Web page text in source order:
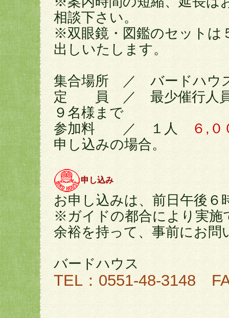
相談下さい。
※双眼鏡・図鑑のセットは
出しいたします。
集合場所 ／ バードハウ
定 員 ／ 最少催行人
９名様まで
参加料 ／ １人６,０
申し込みの場合。
申し込み
お申し込みは、前日午後６
※ガイドの都合により実施
余裕を持って、事前にお問
バードハウス
TEL：0551-48-3148